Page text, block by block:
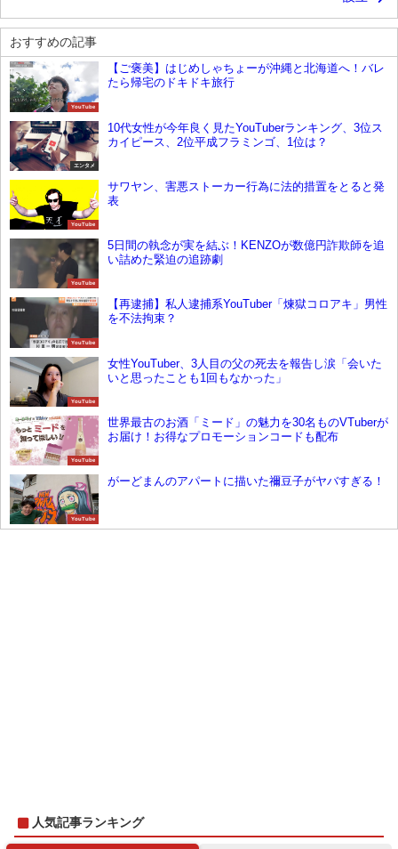
おすすめの記事
YouTube
【ご褒美】はじめしゃちょーが沖縄と北海道へ！バレ
たら帰宅のドキドキ旅行
エンタメ
10代女性が今年良く見たYouTuberランキング、3位ス
カイピース、2位平成フラミンゴ、1位は？
YouTube
サワヤン、害悪ストーカー行為に法的措置をとると発
表
YouTube
5日間の執念が実を結ぶ！KENZOが数億円詐欺師を追
い詰めた緊迫の追跡劇
YouTube
【再逮捕】私人逮捕系YouTuber「煉獄コロアキ」男性
を不法拘束？
YouTube
女性YouTuber、3人目の父の死去を報告し涙「会いた
いと思ったことも1回もなかった」
YouTube
世界最古のお酒「ミード」の魅力を30名ものVTuberが
お届け！お得なプロモーションコードも配布
YouTube
がーどまんのアパートに描いた禰豆子がヤバすぎる！
人気記事ランキング